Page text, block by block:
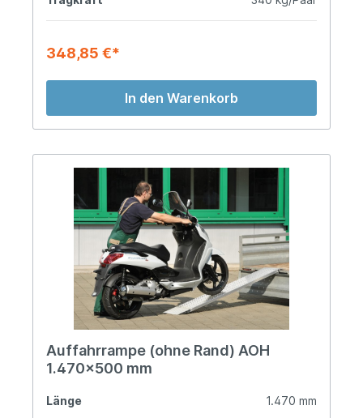
348,85 €*
In den Warenkorb
Auffahrrampe (ohne Rand) AOH
1.470x500 mm
Länge 1.470 mm